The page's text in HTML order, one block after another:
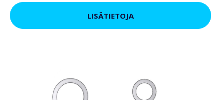
LISÄTIETOJA